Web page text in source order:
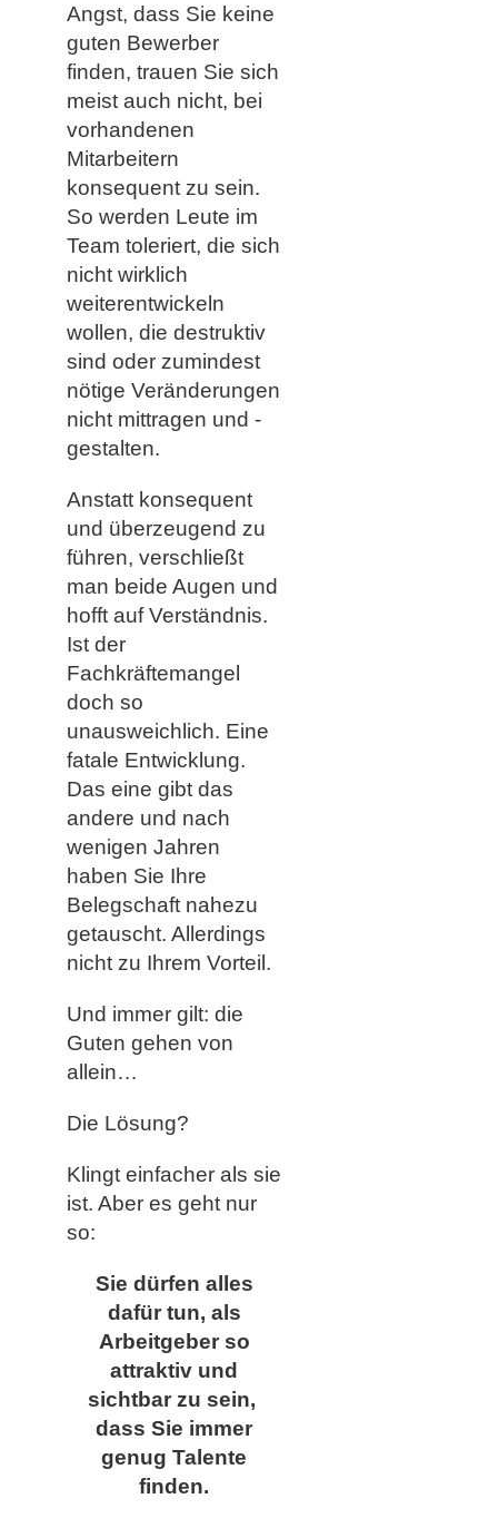
Angst, dass Sie keine
guten Bewerber
finden, trauen Sie sich
meist auch nicht, bei
vorhandenen
Mitarbeitern
konsequent zu sein.
So werden Leute im
Team toleriert, die sich
nicht wirklich
weiterentwickeln
wollen, die destruktiv
sind oder zumindest
nötige Veränderungen
nicht mittragen und -
gestalten.
Anstatt konsequent
und überzeugend zu
führen, verschließt
man beide Augen und
hofft auf Verständnis.
Ist der
Fachkräftemangel
doch so
unausweichlich. Eine
fatale Entwicklung.
Das eine gibt das
andere und nach
wenigen Jahren
haben Sie Ihre
Belegschaft nahezu
getauscht. Allerdings
nicht zu Ihrem Vorteil.
Und immer gilt: die
Guten gehen von
allein…
Die Lösung?
Klingt einfacher als sie
ist. Aber es geht nur
so:
Sie dürfen alles
dafür tun, als
Arbeitgeber so
attraktiv und
sichtbar zu sein,
dass Sie immer
genug Talente
finden.